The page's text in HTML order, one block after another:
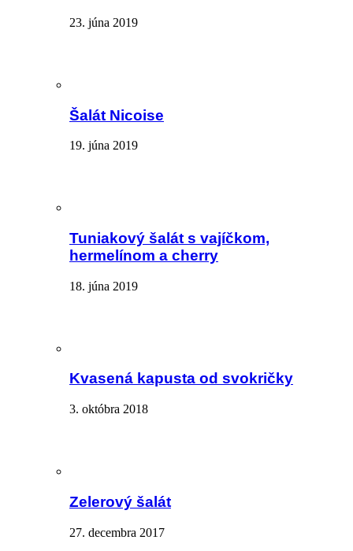
23. júna 2019
Šalát Nicoise
19. júna 2019
Tuniakový šalát s vajíčkom,
hermelínom a cherry
18. júna 2019
Kvasená kapusta od svokričky
3. októbra 2018
Zelerový šalát
27. decembra 2017